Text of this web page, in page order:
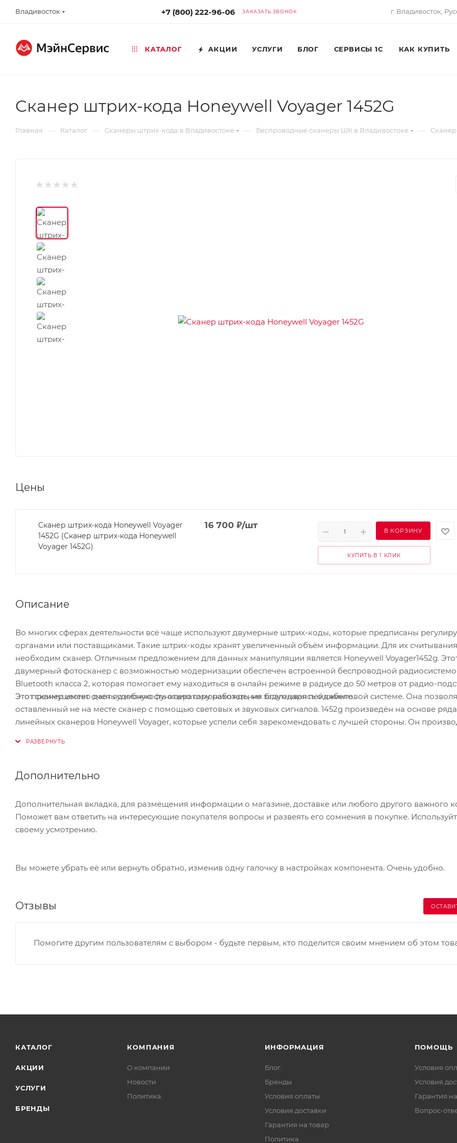
Владивосток +7 (800) 222-96-06 ЗАКАЗАТЬ ЗВОНОК г. Владивосток,
КАТАЛОГ АКЦИИ УСЛУГИ БЛОГ СЕРВИСЫ 1С КАК КУПИТЬ
Cканер штрих-кода Honeywell Voyager 1452G
Главная — Каталог — Сканеры штрих-кода в Владивостоке — Беспроводные сканеры ШК в Владивостоке —
Цены
Cканер штрих-кода Honeywell Voyager
1452G (Cканер штрих-кода Honeywell
Voyager 1452G)
16 700 ₽/шт
В КОРЗИНУ
КУПИТЬ В 1 КЛИК
Описание
Во многих сферах деятельности всё чаще используют двумерные штрих-коды, которые предписаны
органами или поставщиками. Такие штрих-коды хранят увеличенный объём информации. Для их считывания
необходим сканер. Отличным предложением для данных манипуляции является Honeywell Voyager1452g.
двумерный фотосканер с возможностью модернизации обеспечен встроенной беспроводной
Bluetooth класса 2, которая помогает ему находиться в онлайн режиме в радиусе до 50 метров от радио-
Это преимущество даёт возможность оператору работать, не задумываясь о кабеле.
Этот сканер имеет очень удобную функцию самонахождения благодаря пейджинговой системе. Она
оставленный не на месте сканер с помощью световых и звуковых сигналов. 1452g произведён на основе
линейных сканеров Honeywell Voyager, которые успели себя зарекомендовать с лучшей стороны. Он
производительность. Из чего следует вывод – приобретая фотосканер Voyager 1452g с высококачественной
Дополнительно
Дополнительная вкладка, для размещения информации о магазине, доставке или любого другого важного
Поможет вам ответить на интересующие покупателя вопросы и развеять его сомнения в покупке.
своему усмотрению.
Вы можете убрать её или вернуть обратно, изменив одну галочку в настройках компонента. Очень удобно.
Отзывы
Помогите другим пользователям с выбором - будьте первым, кто поделится своим мнением об этом
КАТАЛОГ
АКЦИИ
УСЛУГИ
БРЕНДЫ
КОМПАНИЯ
О компании
Новости
Политика
ИНФОРМАЦИЯ
Блог
Бренды
Условия оплаты
Условия доставки
Гарантия на товар
Политика
ПОМОЩЬ
Условия
Условия
Гарантия
Вопрос-